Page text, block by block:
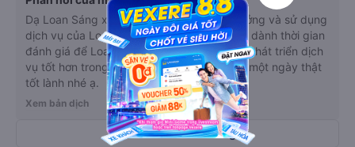
Dạ Loan Sáng xin cảm ơn anh/chị đã tin tưởng và sử dụng
dịch vụ của Loan Sáng. Cảm ơn anh/chị đã dành thời gian
đánh giá để Loan Sáng có thể ghi nhận và phát triển dịch
vụ tốt hơn trong tương lai, chúc anh/chị có một ngày thật
tốt lành nhé ạ.
Xem bản dịch
Xem tất cả 1306 đánh giá